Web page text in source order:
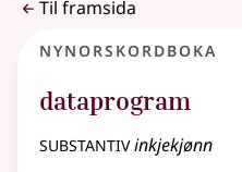
Til framsida
Nynorskordboka
dataprogram
substantivinkjekjønn